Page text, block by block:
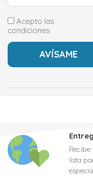
Acepto las
condiciones
lista